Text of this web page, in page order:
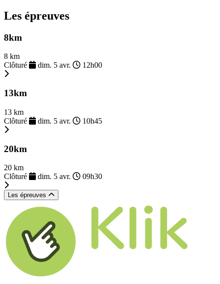
Les épreuves
8km
8 km
Clôturé
dim. 5 avr. 12h00
13km
13 km
Clôturé
dim. 5 avr. 10h45
20km
20 km
Clôturé
dim. 5 avr. 09h30
Les épreuves